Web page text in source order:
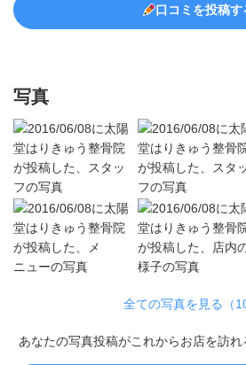
口コミを投稿す
写真
全ての写真を見る（
あなたの写真投稿がこれからお店を訪れ